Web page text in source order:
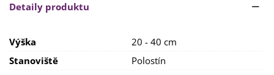
Podzimní výsadba hlíz
Některé odrůdy kosatců zejména bradaté
průběhu léta
ajaponské kosatce
vhodnější zvolit
jarní výsadbu .
Detaily produktu
Výška
20 - 40 cm
Stanoviště
Polostín